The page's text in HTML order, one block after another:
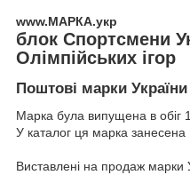
www.МАРКА.укр
блок Спортсмени
Олімпійських ігор
Поштові марки України
Марка була випущена в обіг
У каталог ця марка
Виставлені на продаж марки